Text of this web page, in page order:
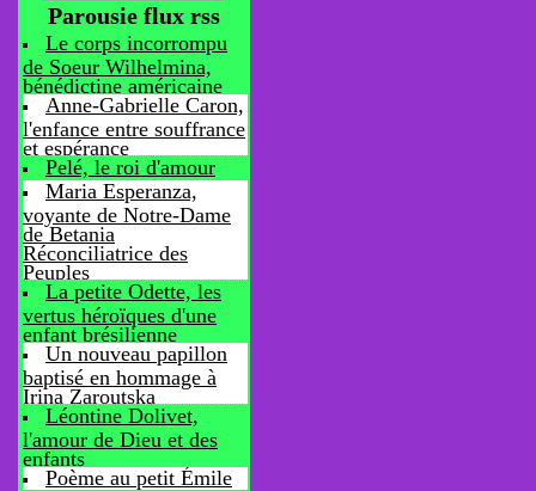
Parousie flux rss
Le corps incorrompu
de Soeur Wilhelmina,
bénédictine américaine
Anne-Gabrielle Caron,
l'enfance entre souffrance
et espérance
Pelé, le roi d'amour
Maria Esperanza,
voyante de Notre-Dame
de Betania
Réconciliatrice des
Peuples
La petite Odette, les
vertus héroïques d'une
enfant brésilienne
Un nouveau papillon
baptisé en hommage à
Irina Zaroutska
Léontine Dolivet,
l'amour de Dieu et des
enfants
Poème au petit Émile